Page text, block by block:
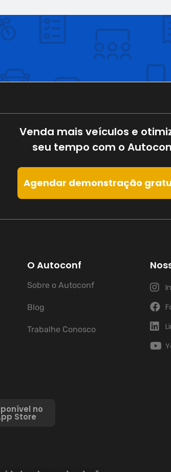
Venda mais veículos e
seu tempo com o
Agendar demonstração
O Autoconf
Sobre o Autoconf
Blog
Trabalhe Conosco
no
Store